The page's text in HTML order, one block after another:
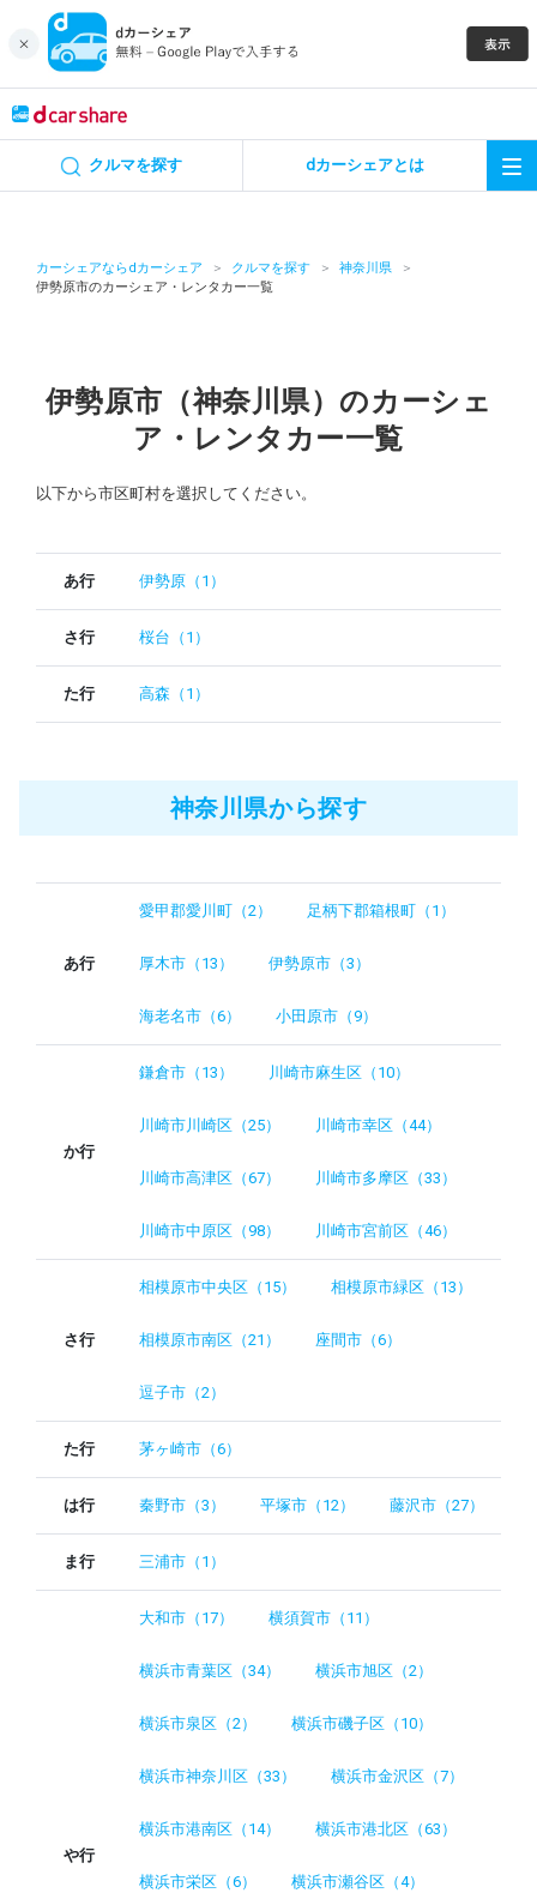
クルマを探す dカーシェアとは
カーシェアならdカーシェア クルマを探す
神奈川県
伊勢原市のカーシェア・レンタカー一覧
伊勢原市（神奈川県）のカーシェ
ア・レンタカー一覧
以下から市区町村を選択してください。
あ行 伊勢原（1）
さ行 桜台（1）
た行 高森（1）
神奈川県から探す
あ行
愛甲郡愛川町（2） 足柄下郡箱根町（1）
厚木市（13） 伊勢原市（3）
海老名市（6） 小田原市（9）
か行
鎌倉市（13） 川崎市麻生区（10）
川崎市川崎区（25） 川崎市幸区（44）
川崎市高津区（67） 川崎市多摩区（33）
川崎市中原区（98） 川崎市宮前区（46）
さ行
相模原市中央区（15） 相模原市緑区（13）
相模原市南区（21） 座間市（6）
逗子市（2）
た行 茅ヶ崎市（6）
は行 秦野市（3） 平塚市（12） 藤沢市（27）
ま行 三浦市（1）
や行
大和市（17） 横須賀市（11）
横浜市青葉区（34） 横浜市旭区（2）
横浜市泉区（2） 横浜市磯子区（10）
横浜市神奈川区（33） 横浜市金沢区（7）
横浜市港南区（14） 横浜市港北区（63）
横浜市栄区（6） 横浜市瀬谷区（4）
カーシェア
特集
アプリの使い方